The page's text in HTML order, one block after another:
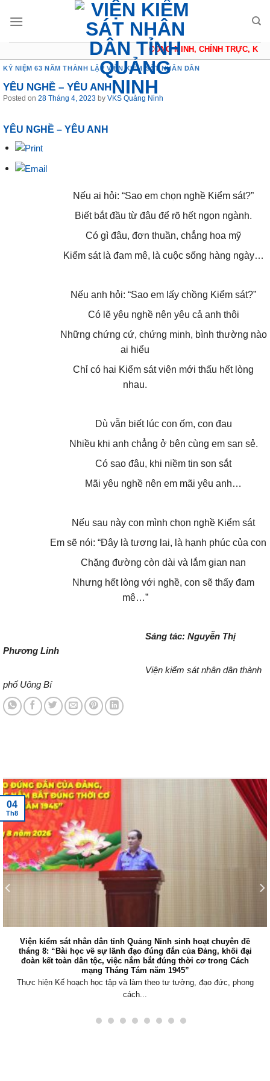
CÔNG MINH, CHÍNH TRỰC,
KỶ NIỆM 63 NĂM THÀNH LẬP VIỆN KIỂM SÁT NHÂN DÂN
YÊU NGHỀ – YÊU ANH
Posted on 28 Tháng 4, 2023 by VKS Quảng Ninh
YÊU NGHỀ – YÊU ANH
Nếu ai hỏi: “Sao em chọn nghề Kiểm sát?”
Biết bắt đầu từ đâu để rõ hết ngọn ngành.
Có gì đâu, đơn thuần, chẳng hoa mỹ
Kiểm sát là đam mê, là cuộc sống hàng ngày…
Nếu anh hỏi: “Sao em lấy chồng Kiểm sát?”
Có lẽ yêu nghề nên yêu cả anh thôi
Những chứng cứ, chứng minh, bình thường nào
ai hiểu
Chỉ có hai Kiểm sát viên mới thấu hết lòng
nhau.
Dù vẫn biết lúc con ốm, con đau
Nhiều khi anh chẳng ở bên cùng em san sẻ.
Có sao đâu, khi niềm tin son sắt
Mãi yêu nghề nên em mãi yêu anh…
Nếu sau này con mình chọn nghề Kiểm sát
Em sẽ nói: “Đây là tương lai, là hạnh phúc của con
Chặng đường còn dài và lắm gian nan
Nhưng hết lòng với nghề, con sẽ thấy đam
mê…”
Sáng tác: Nguyễn Thị
Phương Linh
Viện kiểm sát nhân dân thành
phố Uông Bí
Viện kiểm sát nhân dân tỉnh Quảng Ninh sinh hoạt chuyên đề
tháng 8: “Bài học về sự lãnh đạo đúng đắn của Đảng, khối đại
đoàn kết toàn dân tộc, việc nắm bắt đúng thời cơ trong Cách
mạng Tháng Tám năm 1945”
Thực hiện Kế hoạch học tập và làm theo tư tưởng, đạo đức, phong
cách...
04
Th8